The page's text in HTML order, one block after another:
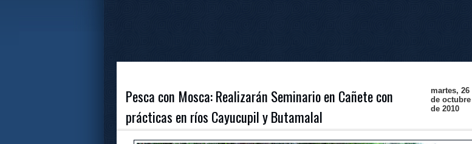
martes, 26
de octubre
de 2010
Pesca con Mosca: Realizarán Seminario en Cañete con
prácticas en ríos Cayucupil y Butamalal